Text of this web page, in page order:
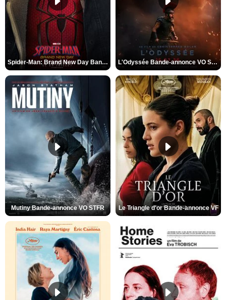
Spider-Man: Brand New Day Bande-annonce VO STFR L'Odyssée Bande-annonce VO STFR
Mutiny Bande-annonce VO STFR Le Triangle d'or Bande-annonce VF